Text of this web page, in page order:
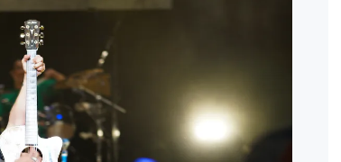
音楽 舞台・パフ
ゲーム・サービス開発
書籍・雑誌出版